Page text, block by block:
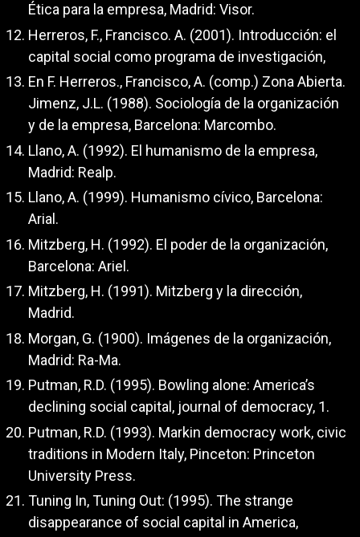
Ética para la empresa, Madrid: Visor.
Herreros, F., Francisco. A. (2001). Introducción: el
capital social como programa de investigación,
En F. Herreros., Francisco, A. (comp.) Zona Abierta.
Jimenz, J.L. (1988). Sociología de la organización
y de la empresa, Barcelona: Marcombo.
Llano, A. (1992). El humanismo de la empresa,
Madrid: Realp.
Llano, A. (1999). Humanismo cívico, Barcelona:
Arial.
Mitzberg, H. (1992). El poder de la organización,
Barcelona: Ariel.
Mitzberg, H. (1991). Mitzberg y la dirección,
Madrid.
Morgan, G. (1900). Imágenes de la organización,
Madrid: Ra-Ma.
Putman, R.D. (1995). Bowling alone: America’s
declining social capital, journal of democracy, 1.
Putman, R.D. (1993). Markin democracy work, civic
traditions in Modern Italy, Pinceton: Princeton
University Press.
Tuning In, Tuning Out: (1995). The strange
disappearance of social capital in America,